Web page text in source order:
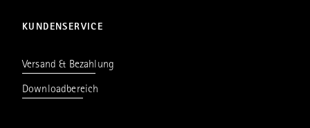
KUNDENSERVICE
Versand & Bezahlung
Downloadbereich